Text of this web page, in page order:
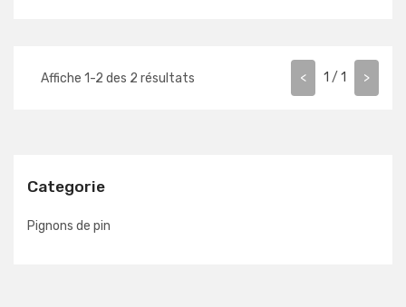
Categorie
Pignons de pin
Affiche 1-2 des 2 résultats < 1 / 1 >